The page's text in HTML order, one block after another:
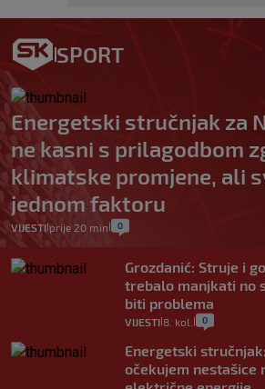
SPORT
Energetski stručnjak za
ne kasni s prilagodbom
klimatske promjene, ali
jednom faktoru
VIJESTI prije 20 min 0
Grozdanić: Struje i
trebalo manjkati no
biti problema
VIJESTI 8. kol. 0
Energetski
očekujem nestašice